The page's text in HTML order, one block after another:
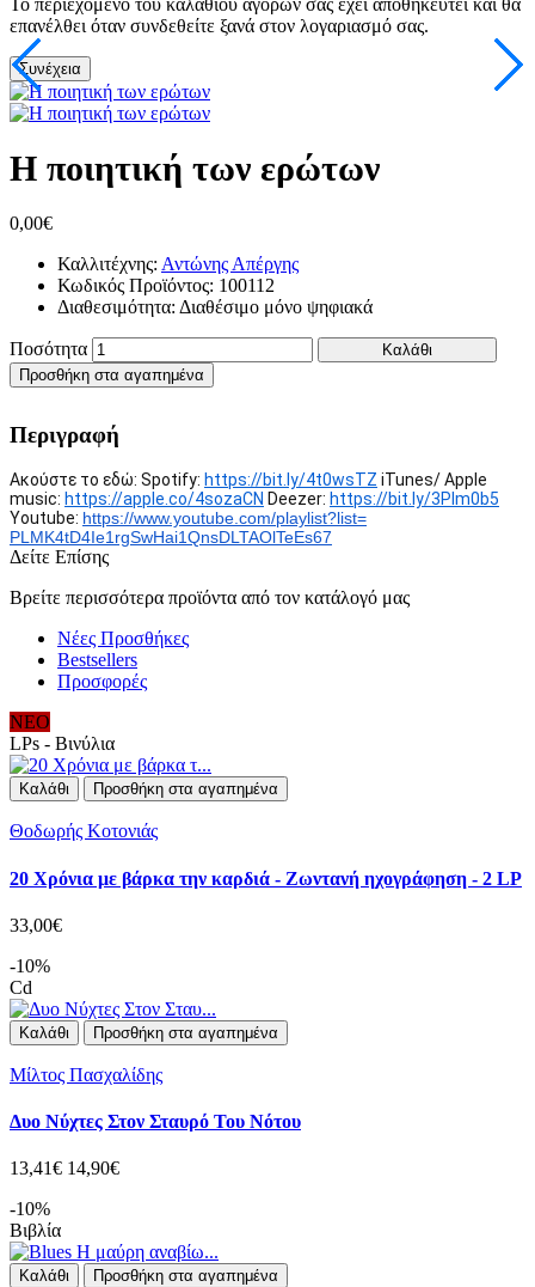
επανέλθει όταν συνδεθείτε ξανά στον λογαριασμό σας.
Συνέχεια
Η ποιητική των ερώτων
0,00€
Καλλιτέχνης: Αντώνης Απέργης
Κωδικός Προϊόντος: 100112
Διαθεσιμότητα: Διαθέσιμο μόνο ψηφιακά
Ποσότητα
Καλάθι
Προσθήκη στα αγαπημένα
Περιγραφή
Ακούστε το εδώ: Spotify: https://bit.ly/4t0wsTZ iTunes/ Apple
music: https://apple.co/4sozaCN Deezer: https://bit.ly/3Plm0b5
Youtube: https://www.youtube.com/playlist?list=
PLMK4tD4Ie1rgSwHai1QnsDLTAOlTeEs67
Δείτε Επίσης
Βρείτε περισσότερα προϊόντα από τον κατάλογό μας
Νέες Προσθήκες
Bestsellers
Προσφορές
ΝΕΟ
LPs - Βινύλια
Καλάθι Προσθήκη στα αγαπημένα
Θοδωρής Κοτονιάς
20 Χρόνια με βάρκα την καρδιά - Ζωντανή ηχογράφηση - 2 LP
33,00€
-10%
Cd
Καλάθι Προσθήκη στα αγαπημένα
Μίλτος Πασχαλίδης
Δυο Νύχτες Στον Σταυρό Του Νότου
13,41€ 14,90€
-10%
Βιβλία
Καλάθι Προσθήκη στα αγαπημένα